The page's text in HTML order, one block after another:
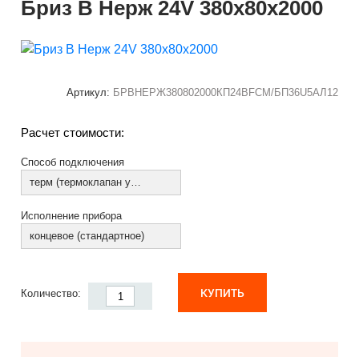
Бриз В Нерж 24V 380x80x2000
Артикул: БРВНЕРЖ380802000КП24ВFCM/БП36U5АЛ12
Расчет стоимости:
Способ подключения
терм (термоклапан установлен)
Исполнение прибора
концевое (стандартное)
Количество: КУПИТЬ